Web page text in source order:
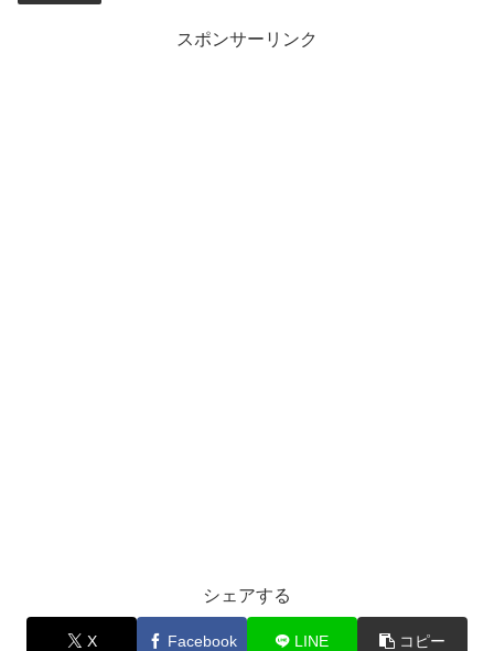
スポンサーリンク
シェアする
X Facebook LINE コピー